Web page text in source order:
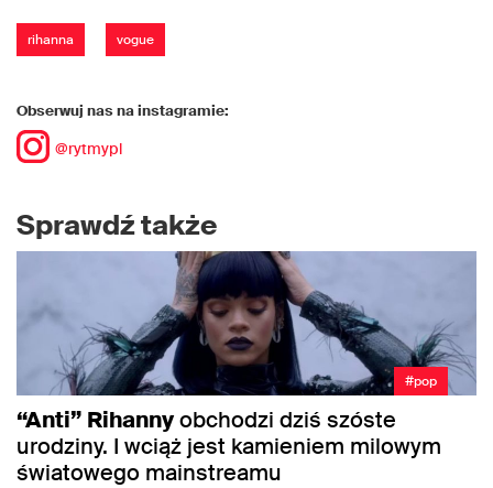
rihanna vogue
Obserwuj nas na instagramie:
@rytmypl
Sprawdź także
#pop
“Anti” Rihannyobchodzi dziś szóste
urodziny. I wciąż jest kamieniem milowym
światowego mainstreamu